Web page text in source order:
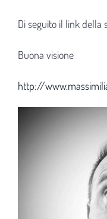
Di seguito il link della
Buona visione
http://